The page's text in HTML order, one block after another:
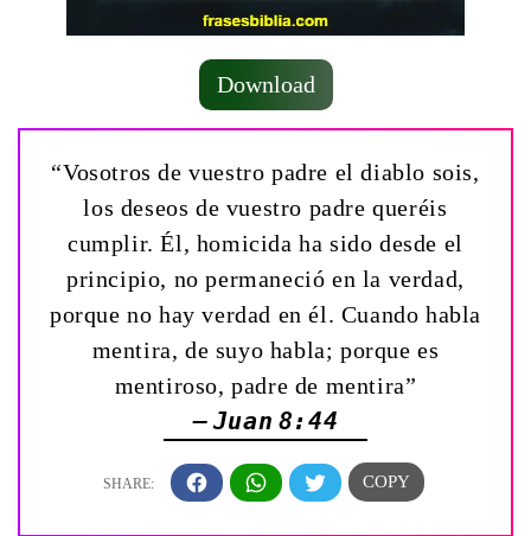
Download
“Vosotros de vuestro padre el diablo sois,
los deseos de vuestro padre queréis
cumplir. Él, homicida ha sido desde el
principio, no permaneció en la verdad,
porque no hay verdad en él. Cuando habla
mentira, de suyo habla; porque es
mentiroso, padre de mentira”
— Juan 8:44